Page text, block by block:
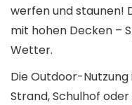
werfen und staunen!
mit hohen Decken –
Wetter.
Die Outdoor-
Strand, Schulhof